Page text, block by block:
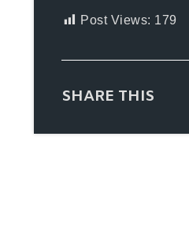
Post Views: 179
SHARE THIS